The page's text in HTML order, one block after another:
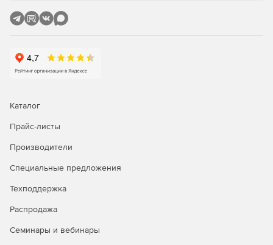
Добавлено определение расчетного сопротивления
грунта.
слоя в основании фундаментов.
типа сечений поперечных стержневых элементов.
Реализован расчет деревянных конструкций по
нормативам СССР, Украины, Российской Федерации и
Каталог
Прайс-листы
Производители
Специальные предложения
Техподдержка
Распродажа
Семинары и вебинары